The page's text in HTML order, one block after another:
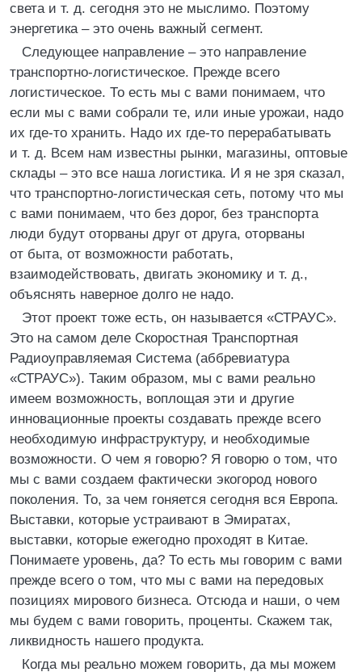
света и т. д. сегодня это не мыслимо. Поэтому
энергетика – это очень важный сегмент.
Следующее направление – это направление
транспортно-логистическое. Прежде всего
логистическое. То есть мы с вами понимаем, что
если мы с вами собрали те, или иные урожаи, надо
их где-то хранить. Надо их где-то перерабатывать
и т. д. Всем нам известны рынки, магазины, оптовые
склады – это все наша логистика. И я не зря сказал,
что транспортно-логистическая сеть, потому что мы
с вами понимаем, что без дорог, без транспорта
люди будут оторваны друг от друга, оторваны
от быта, от возможности работать,
взаимодействовать, двигать экономику и т. д.,
объяснять наверное долго не надо.
Этот проект тоже есть, он называется «СТРАУС».
Это на самом деле Скоростная Транспортная
Радиоуправляемая Система (аббревиатура
«СТРАУС»). Таким образом, мы с вами реально
имеем возможность, воплощая эти и другие
инновационные проекты создавать прежде всего
необходимую инфраструктуру, и необходимые
возможности. О чем я говорю? Я говорю о том, что
мы с вами создаем фактически экогород нового
поколения. То, за чем гоняется сегодня вся Европа.
Выставки, которые устраивают в Эмиратах,
выставки, которые ежегодно проходят в Китае.
Понимаете уровень, да? То есть мы говорим с вами
прежде всего о том, что мы с вами на передовых
позициях мирового бизнеса. Отсюда и наши, о чем
мы будем с вами говорить, проценты. Скажем так,
ликвидность нашего продукта.
Когда мы реально можем говорить, да мы можем